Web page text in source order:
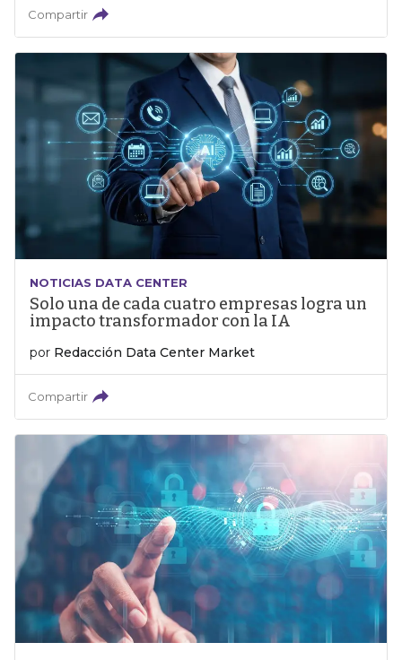
Compartir
NOTICIAS DATA CENTER
Solo una de cada cuatro empresas logra un
impacto transformador con la IA
por Redacción Data Center Market
Compartir